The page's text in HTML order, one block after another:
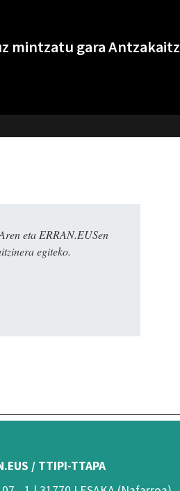
mintzatu gara Antzakaitz
eta ERRAN.EUSen
egiteko.
/ TTIPI-TTAPA